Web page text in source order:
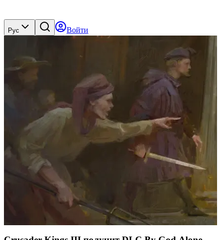
Рус Войти